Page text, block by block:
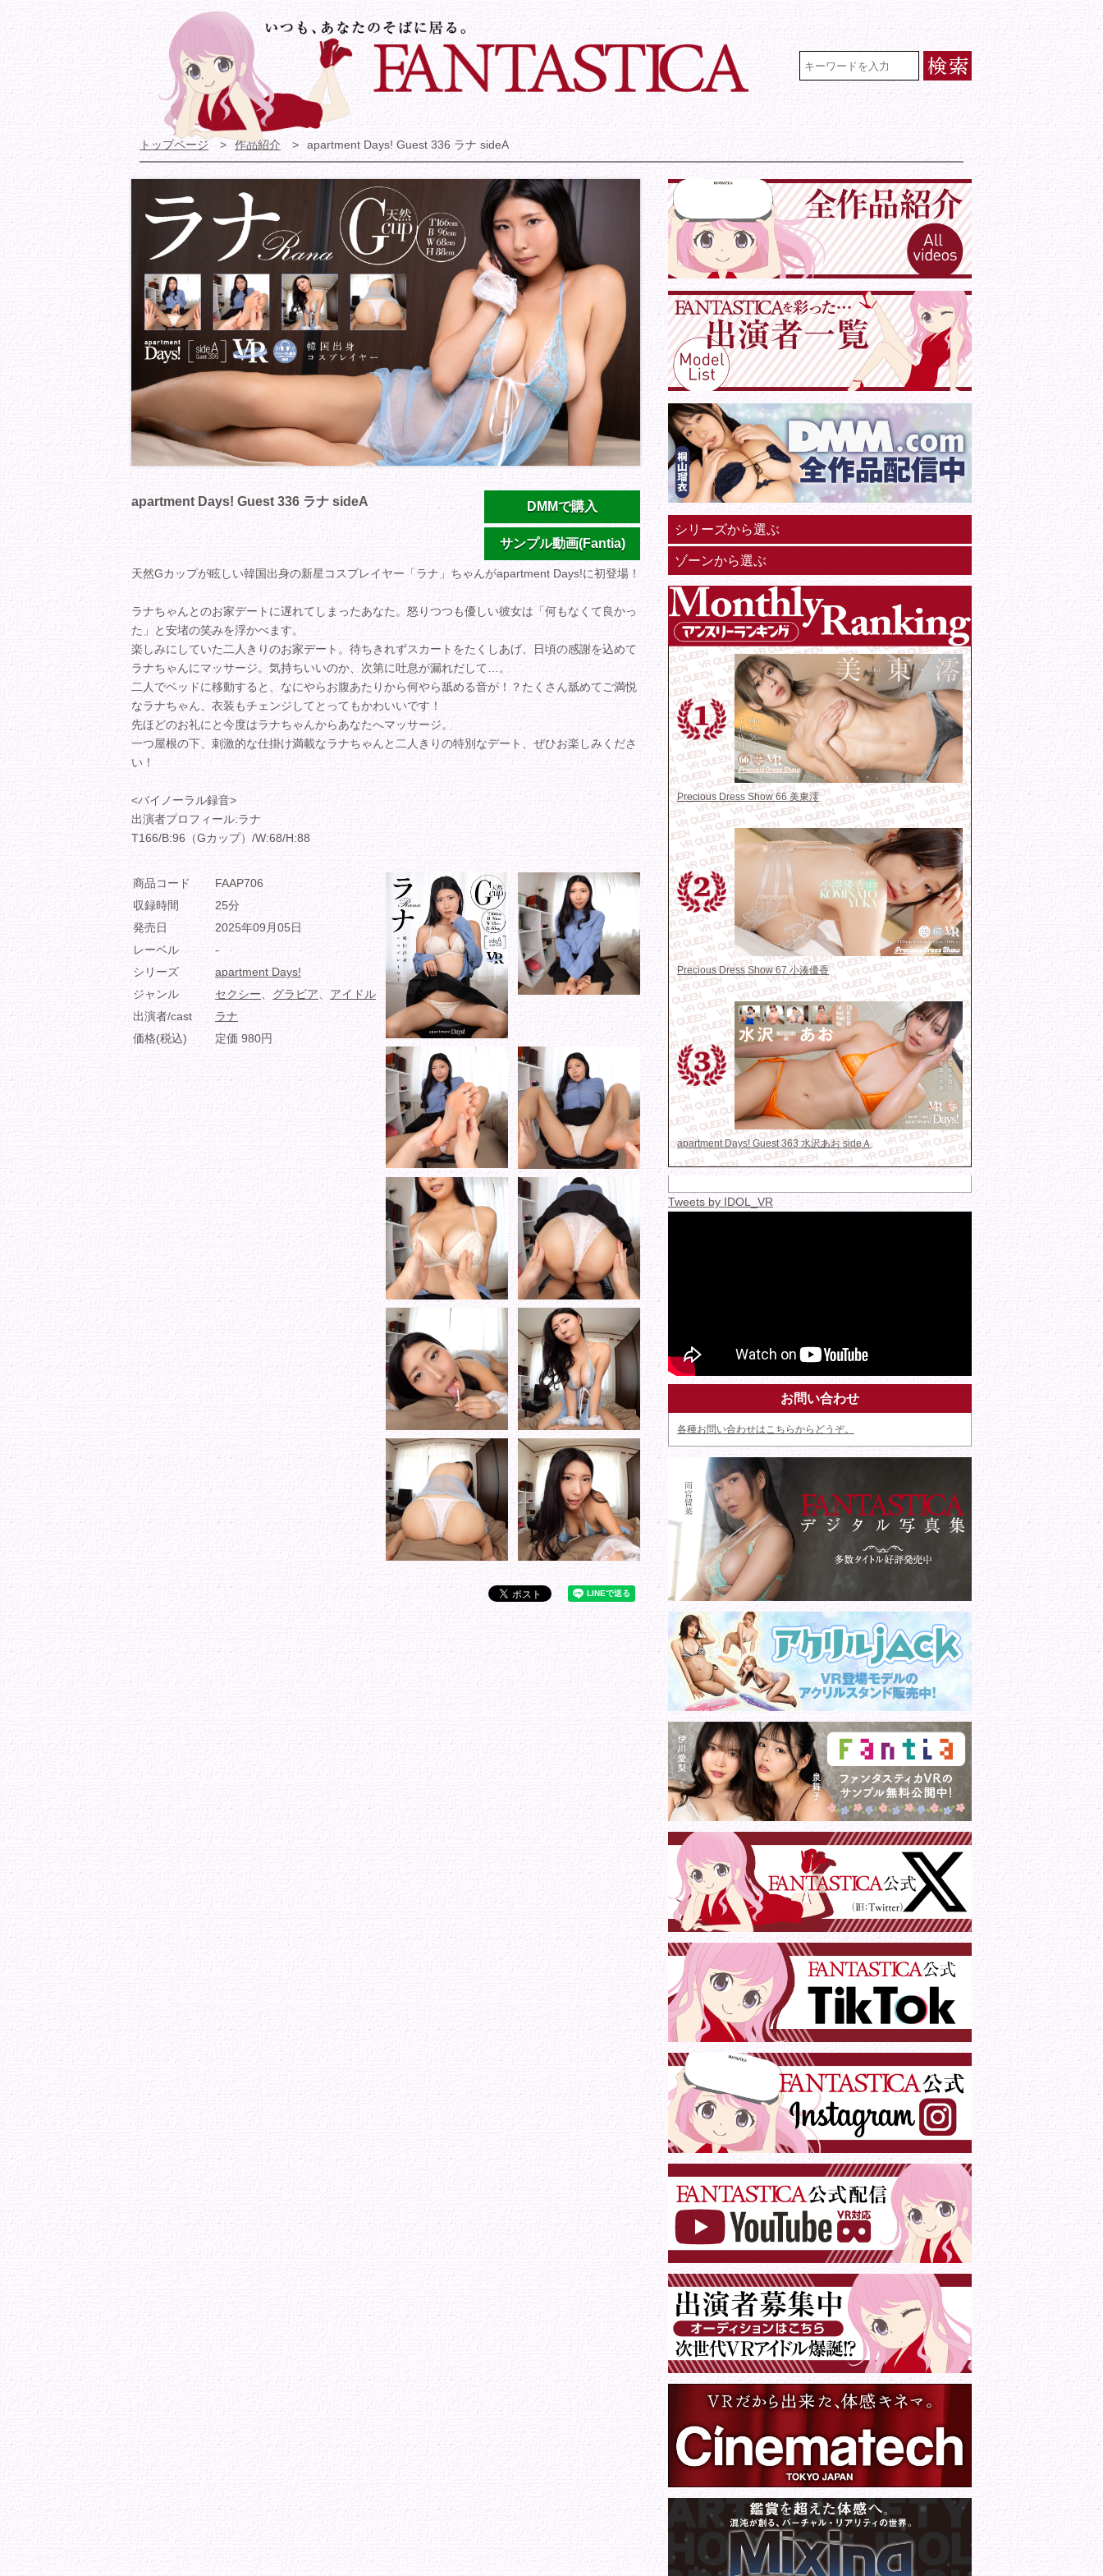
VR専門★アイドル・モデル・グ
トップページ 作品紹介 apartment Days! Guest 336 ラナ sideA
apartment Days! Guest 336 ラナ sideA DMMで購入
サンプル動画(Fantia)
天然Gカップが眩しい韓国出身の新星コスプレイヤー「ラナ」ちゃんがapartment Days!に初登場！
ラナちゃんとのお家デートに遅れてしまったあなた。怒りつつも優しい彼女は「何もなくて良かっ
た」と安堵の笑みを浮かべます。
楽しみにしていた二人きりのお家デート。待ちきれずスカートをたくしあげ、日頃の感謝を込めて
ラナちゃんにマッサージ。気持ちいいのか、次第に吐息が漏れだして…。
二人でベッドに移動すると、なにやらお腹あたりから何やら舐める音が！？たくさん舐めてご満悦
なラナちゃん、衣装もチェンジしてとってもかわいいです！
先ほどのお礼にと今度はラナちゃんからあなたへマッサージ。
一つ屋根の下、刺激的な仕掛け満載なラナちゃんと二人きりの特別なデート、ぜひお楽しみくださ
い！
<バイノーラル録音>
出演者プロフィール:ラナ
T166/B:96（Gカップ）/W:68/H:88
商品コード
FAAP706
収録時間
25分
発売日
2025年09月05日
レーベル
-
シリーズ
apartment Days!
ジャンル
セクシー グラビア
アイドル
出演者/cast
ラナ
価格(税込)
定価 980円
シリーズから選ぶ
ゾーンから選ぶ
Precious Dress Show 66 美東澪
Precious Dress Show 67 小湊優香
apartment Days! Guest 363 水沢あお sideＡ
Tweets by IDOL_VR
お問い合わせ
各種お問い合わせはこちらからどうぞ。